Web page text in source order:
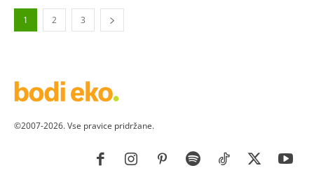
1 2 3
©2007-2026. Vse pravice pridržane.